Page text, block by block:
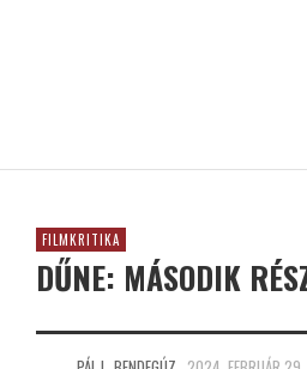
FILMKRITIKA
DŰNE: MÁSODIK